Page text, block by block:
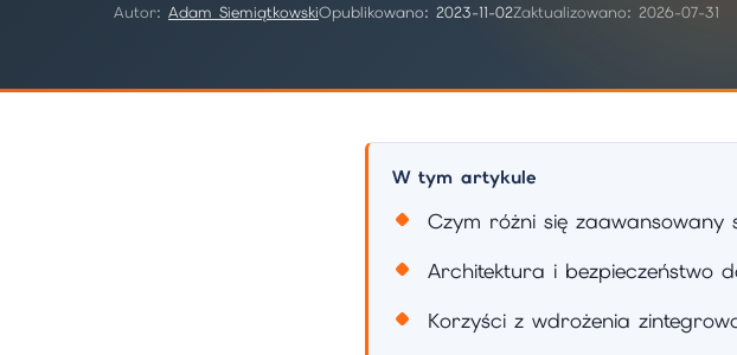
Autor: Adam SiemiątkowskiOpublikowano: 2023-11-02Zaktualizowano: 2026-07-31
W tym artykule
Czym różni się
Architektura i bezpieczeństwo
Korzyści z wdrożenia